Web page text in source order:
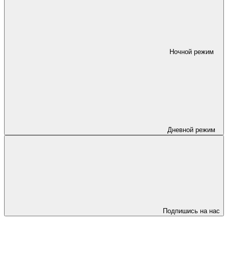
Ночной режим
Дневной режим
Подпишись на нас